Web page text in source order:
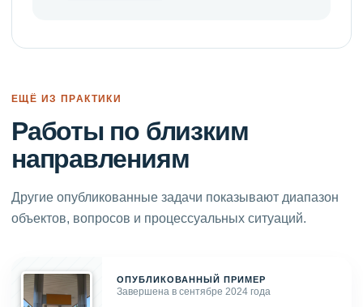
ЕЩЁ ИЗ ПРАКТИКИ
Работы по близким
направлениям
Другие опубликованные задачи показывают диапазон
объектов, вопросов и процессуальных ситуаций.
ОПУБЛИКОВАННЫЙ ПРИМЕР
Завершена в сентябре 2024 года